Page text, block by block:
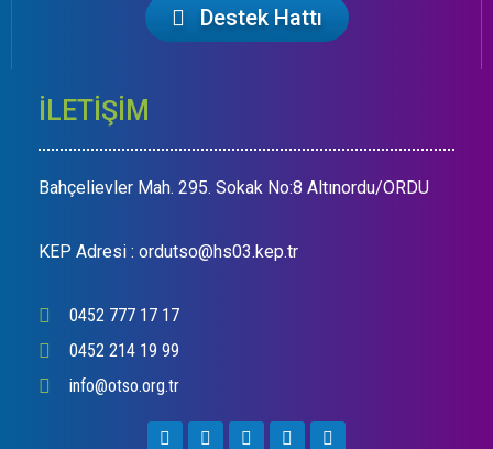
Destek Hattı
İLETİŞİM
Bahçelievler Mah. 295. Sokak No:8 Altınordu/ORDU
KEP Adresi : ordutso@hs03.kep.tr
0452 777 17 17
0452 214 19 99
info@otso.org.tr